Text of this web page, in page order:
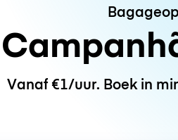
Vanaf €1/uur. Boek in